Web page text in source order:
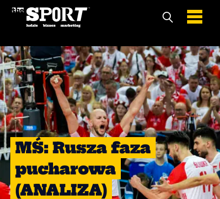
MŚ: Rusza faza
pucharowa
(ANALIZA)